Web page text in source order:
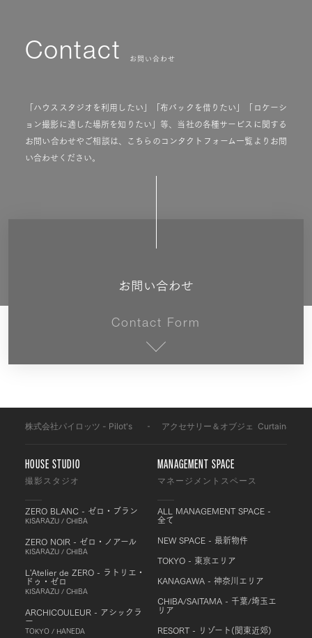
Contact お問い合わせ
「ハウススタジオを利用したい」「布バックを借りたい」「ロケーシ
ョン撮影に適した場所を知りたい」等、当社の各種サービスに関する
お問い合わせやご相談は、こちらのコンタクトフォーム一覧よりお問
い合わせください。
お問い合わせ
Contact Form
株式会社パイロッツ - Pilot's アクセサリー＆オブジェ
HOUSE STUDIO
撮影スタジオ
ZERO BLANC - ゼロ・ブラン
KISARAZU / CHIBA
ZERO NOIR - ゼロ・ノアール
KISARAZU / CHIBA
L'Atelier de ZERO - ラトリエ・
ドゥ・ゼロ
KISARAZU / CHIBA
ARCHICOULEUR - アシックラ
ー
TOKYO / HANEDA
MANAGEMENT SPACE
マネージメントスペース
ALL MANAGEMENT SPACE -
全て
NEW SPACE - 最新物件
TOKYO - 東京エリア
KANAGAWA - 神奈川エリア
CHIBA/SAITAMA - 千葉/埼玉エ
リア
RESORT - リゾート(関東近郊)